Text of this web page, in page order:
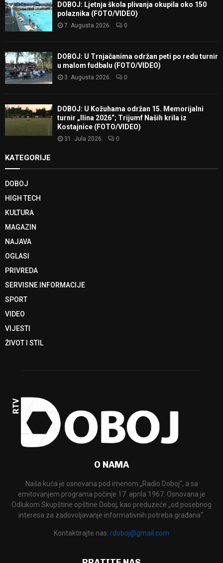
DOBOJ: Ljetnja škola plivanja okupila oko 150
polaznika (FOTO/VIDEO)
7. Augusta 2026. 0
DOBOJ: U Trnjačanima održan peti po redu turnir
u malom fudbalu (FOTO/VIDEO)
3. Augusta 2026. 0
DOBOJ: U Kožuhama održan 15. Memorijalni
turnir „Ilina 2026“; Trijumf Naših krila iz
Kostajnice (FOTO/VIDEO)
31. Jula 2026. 0
KATEGORIJE
DOBOJ
HIGH TECH
KULTURA
MAGAZIN
NAJAVA
OGLASI
PRIVREDA
SERVISNE INFORMACIJE
SPORT
VIDEO
VIJESTI
ŽIVOT I STIL
O NAMA
Naša kuća je osnovana pod imenom „Radio Doboj“, a sa
emitovanjem programa počinje 17. aprila 1967. Osnovana je
Odlukom Skupštine opštine Doboj, kao preduzeće „od posebnog
interesa za zadovoljavanje informativnih potreba građana“.
Kontaktirajte nas: rdoboj@gmail.com